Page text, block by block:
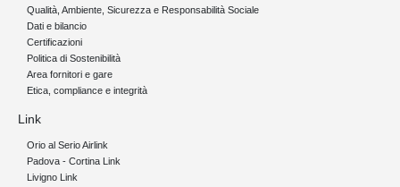
Qualità, Ambiente, Sicurezza e Responsabilità Sociale
Dati e bilancio
Certificazioni
Politica di Sostenibilità
Area fornitori e gare
Etica, compliance e integrità
Link
Orio al Serio Airlink
Padova - Cortina Link
Livigno Link